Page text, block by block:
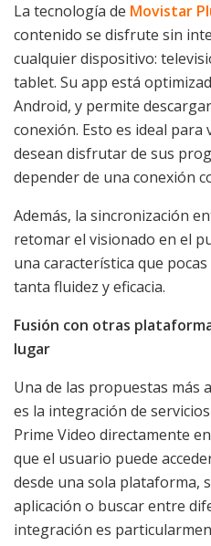
La tecnología de Movistar
contenido se disfrute sin
cualquier dispositivo:
tablet. Su app está
Android, y permite
conexión. Esto es ideal para
desean disfrutar de sus
depender de una conexión
Además, la sincronización
retomar el visionado en el
una característica que
tanta fluidez y eficacia.
Fusión con otras
lugar
Una de las propuestas más
es la integración de
Prime Video directamente
que el usuario puede
desde una sola plataforma,
aplicación o buscar entre
integración es